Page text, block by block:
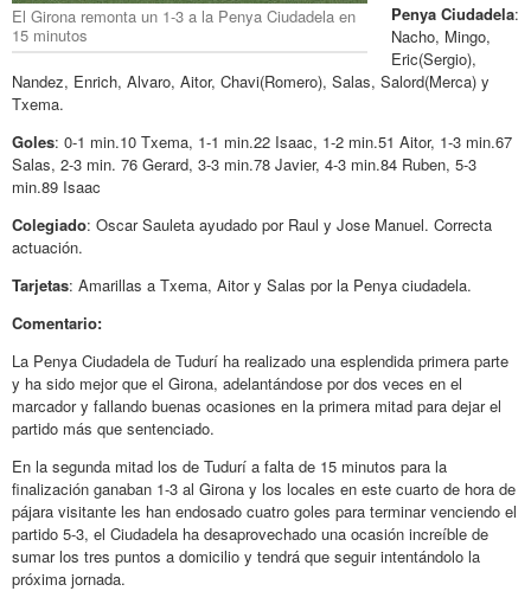
El Girona remonta un 1-3 a la Penya Ciudadela en
15 minutos
Penya Ciudadela:
Nacho, Mingo,
Eric(Sergio),
Nandez, Enrich, Alvaro, Aitor, Chavi(Romero), Salas, Salord(Merca) y
Txema.
Goles: 0-1 min.10 Txema, 1-1 min.22 Isaac, 1-2 min.51 Aitor, 1-3 min.67
Salas, 2-3 min. 76 Gerard, 3-3 min.78 Javier, 4-3 min.84 Ruben, 5-3
min.89 Isaac
Colegiado: Oscar Sauleta ayudado por Raul y Jose Manuel. Correcta
actuación.
Tarjetas: Amarillas a Txema, Aitor y Salas por la Penya ciudadela.
Comentario:
La Penya Ciudadela de Tudurí ha realizado una esplendida primera parte
y ha sido mejor que el Girona, adelantándose por dos veces en el
marcador y fallando buenas ocasiones en la primera mitad para dejar el
partido más que sentenciado.
En la segunda mitad los de Tudurí a falta de 15 minutos para la
finalización ganaban 1-3 al Girona y los locales en este cuarto de hora de
pájara visitante les han endosado cuatro goles para terminar venciendo el
partido 5-3, el Ciudadela ha desaprovechado una ocasión increíble de
sumar los tres puntos a domicilio y tendrá que seguir intentándolo la
próxima jornada.